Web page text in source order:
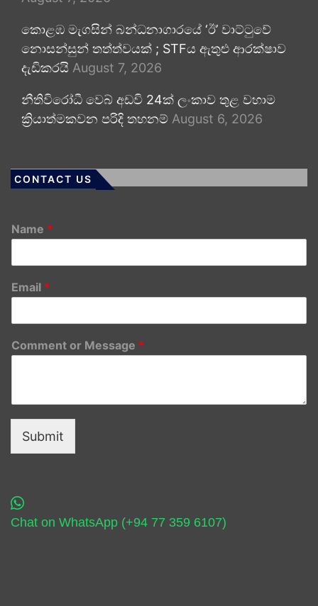
කොළඹ මැගසින් බන්ධනාගාරයේ ‘ඊ’ වාට්ටුවේ
නොසන්සුන් තත්ත්වයක් ; STFය ඇතුළු ආරක්ෂාව
දැඩිකරයි August 7, 2026
නීතිවිරෝධී වෙබ් අඩවි 24ක් ලංකාව තුළ වහාම
ක්‍රියාත්මකවන පරිදි තහනම් August 6, 2026
CONTACT US
Name *
Email *
Comment or Message *
Submit
Chat on WhatsApp (+94 77 359 6107)